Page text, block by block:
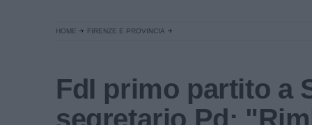
HOME FIRENZE E PROVINCIA
FdI primo partito a
segretario Pd: